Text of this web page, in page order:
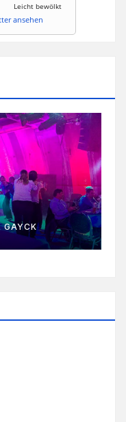
Leicht bewölkt
ansehen
in
GAYCK